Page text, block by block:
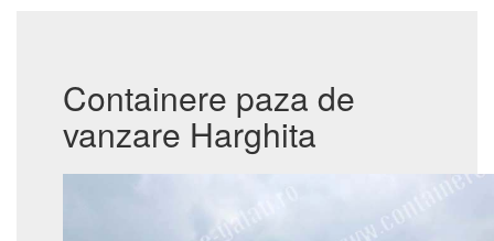
Containere paza de
vanzare Harghita